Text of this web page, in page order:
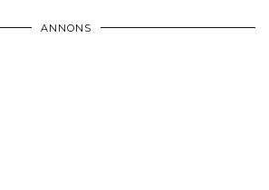
ANNONS